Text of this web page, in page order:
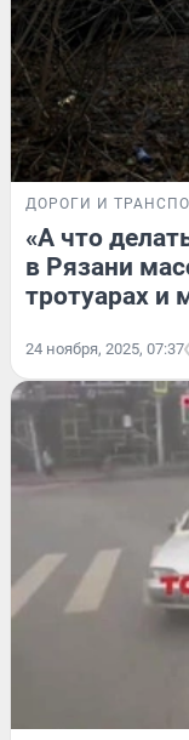
ДОРОГИ И
«А что
в Рязани
тротуарах и
24 ноября, 2025, 07:37